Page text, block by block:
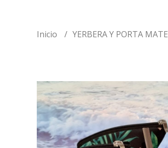
Inicio YERBERA Y PORTA MATE